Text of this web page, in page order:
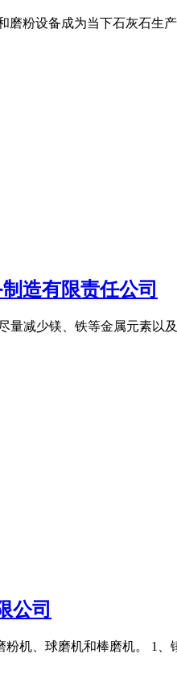
粉设备成为当下石灰石生
造有限责任公司
量减少镁、铁等金属元素
公司
机、球磨机和棒磨机。 1